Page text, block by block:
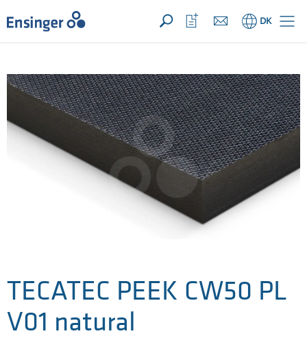
Din forespørgsel ({{productCount}} ProdukterÅbn
Hjem DK
Åbn
favoritliste
TECATEC PEEK CW50 PL
V01 natural